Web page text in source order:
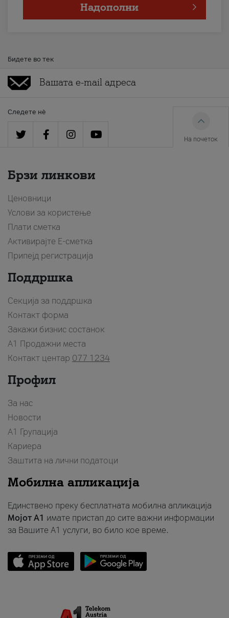
Надополни
Бидете во тек
Следете нè
На почеток
Брзи линкови
Ценовници
Услови за користење
Плати сметка
Активирајте Е-сметка
Припејд регистрација
Поддршка
Секција за поддршка
Контакт форма
Закажи бизнис состанок
A1 Продажни места
Контакт центар 077 1234
Профил
За нас
Новости
А1 Групација
Кариера
Заштита на лични податоци
Мобилна апликација
Единствено преку бесплатната мобилна апликација
Мојот A1 имате пристап до сите важни информации
за Вашите A1 услуги, во било кое време.